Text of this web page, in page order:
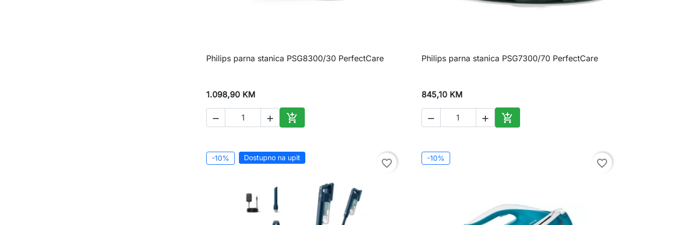
 Brzi pregled
Philips parna stanica PSG8300/30 PerfectCare
1.098,90 KM
  
Dodaj u korpu
 Brzi pregled
Philips parna stanica PSG7300/70 PerfectCare
845,10 KM
  
Dodaj u korpu
-10% Dostupno na upit favorite_border -10% favorite_border